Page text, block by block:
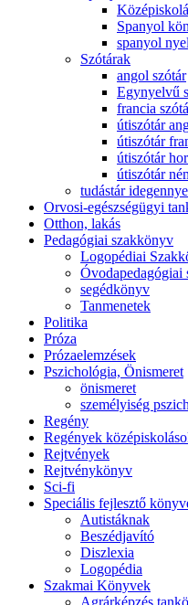
Spanyol
spanyol
Szótárak
angol szótár
Egynyelvű
francia
útiszótár
útiszótár
útiszótár
útiszótár
tudástár
Orvosi-egészségügyi
Otthon, lakás
Pedagógiai szakkönyv
Logopédiai
Óvodapedagógiai
segédkönyv
Tanmenetek
Politika
Próza
Prózaelemzések
Pszichológia, Önismeret
önismeret
személyiség
Regény
Regények
Rejtvények
Rejtvénykönyv
Sci-fi
Speciális fejlesztő
Autistáknak
Beszédjavító
Diszlexia
Logopédia
Szakmai Könyvek
Agrárképzés